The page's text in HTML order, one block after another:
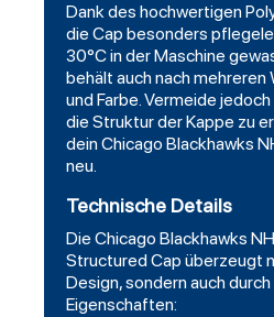
Dank des hochwertigen
die Cap besonders
30°C in der Maschine
behält auch nach mehreren
und Farbe. Vermeide
die Struktur der Kappe zu
dein Chicago Blackhawks
neu.
Technische Details
Die Chicago Blackhawks
Structured Cap überzeugt
Design, sondern auch
Eigenschaften: